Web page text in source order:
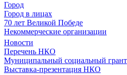
Город
Город в лицах
70 лет Великой Победе
Некоммерческие организации
Новости
Перечень НКО
Муниципальный социальный грант
Выставка-презентация НКО